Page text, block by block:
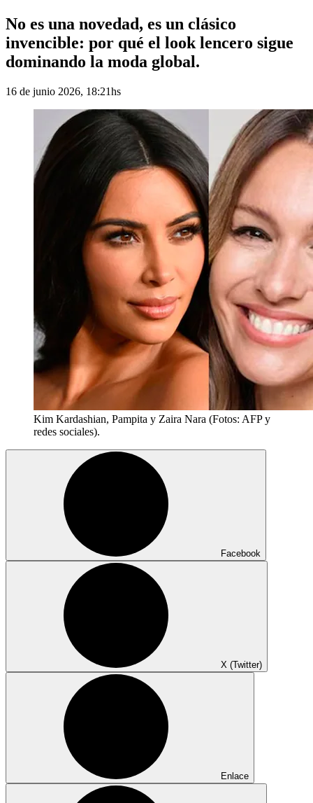
No es una novedad, es un clásico
invencible: por qué el look lencero sigue
dominando la moda global.
16 de junio 2026, 18:21hs
Kim Kardashian, Pampita y Zaira Nara (Fotos: AFP y
redes sociales).
Facebook
X (Twitter)
Enlace